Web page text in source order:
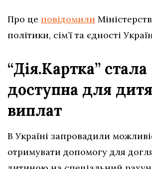
Про це повідомили
політики, сім’ї та єдності
“Дія.Картка” стала
доступна для
виплат
В Україні запровадили
отримувати допомогу для